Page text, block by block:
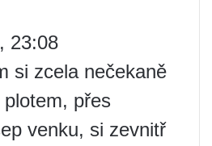
23:08
si zcela nečekaně
přes
venku, si zevnitř